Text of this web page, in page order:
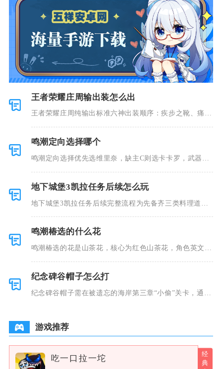
王者荣耀庄周输出装怎么出
王者荣耀庄周纯输出标准六神出装顺序：疾步之靴、痛苦
鸣潮定向选择哪个
鸣潮定向选择优先选维里奈，缺主C则选卡卡罗，武器定
地下城堡3凯拉任务后续怎么玩
地下城堡3凯拉任务后续完整流程为先备齐三类料理道具
鸣潮椿选的什么花
鸣潮椿选的花是山茶花，核心为红色山茶花，角色英文名
纪念碑谷帽子怎么打
纪念碑谷帽子需在被遗忘的海岸第三章“小偷”关卡，通过
游戏推荐
吃一口拉一坨